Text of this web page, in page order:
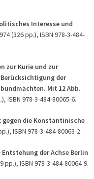
Interesse und
(326 pp.), ISBN 978-3-484-
zur Kurie und zur
der
Mit 12 Abb.
ISBN 978-3-484-80065-6.
gegen die Konstantinische
ISBN 978-3-484-80063-2.
der Achse Berlin
pp.), ISBN 978-3-484-80064-9.